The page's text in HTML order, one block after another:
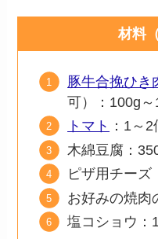
材料
豚牛合挽ひき
可）：100g～
トマト ：1～2
木綿豆腐：
ピザ用チーズ
お好みの焼肉
塩コショウ：